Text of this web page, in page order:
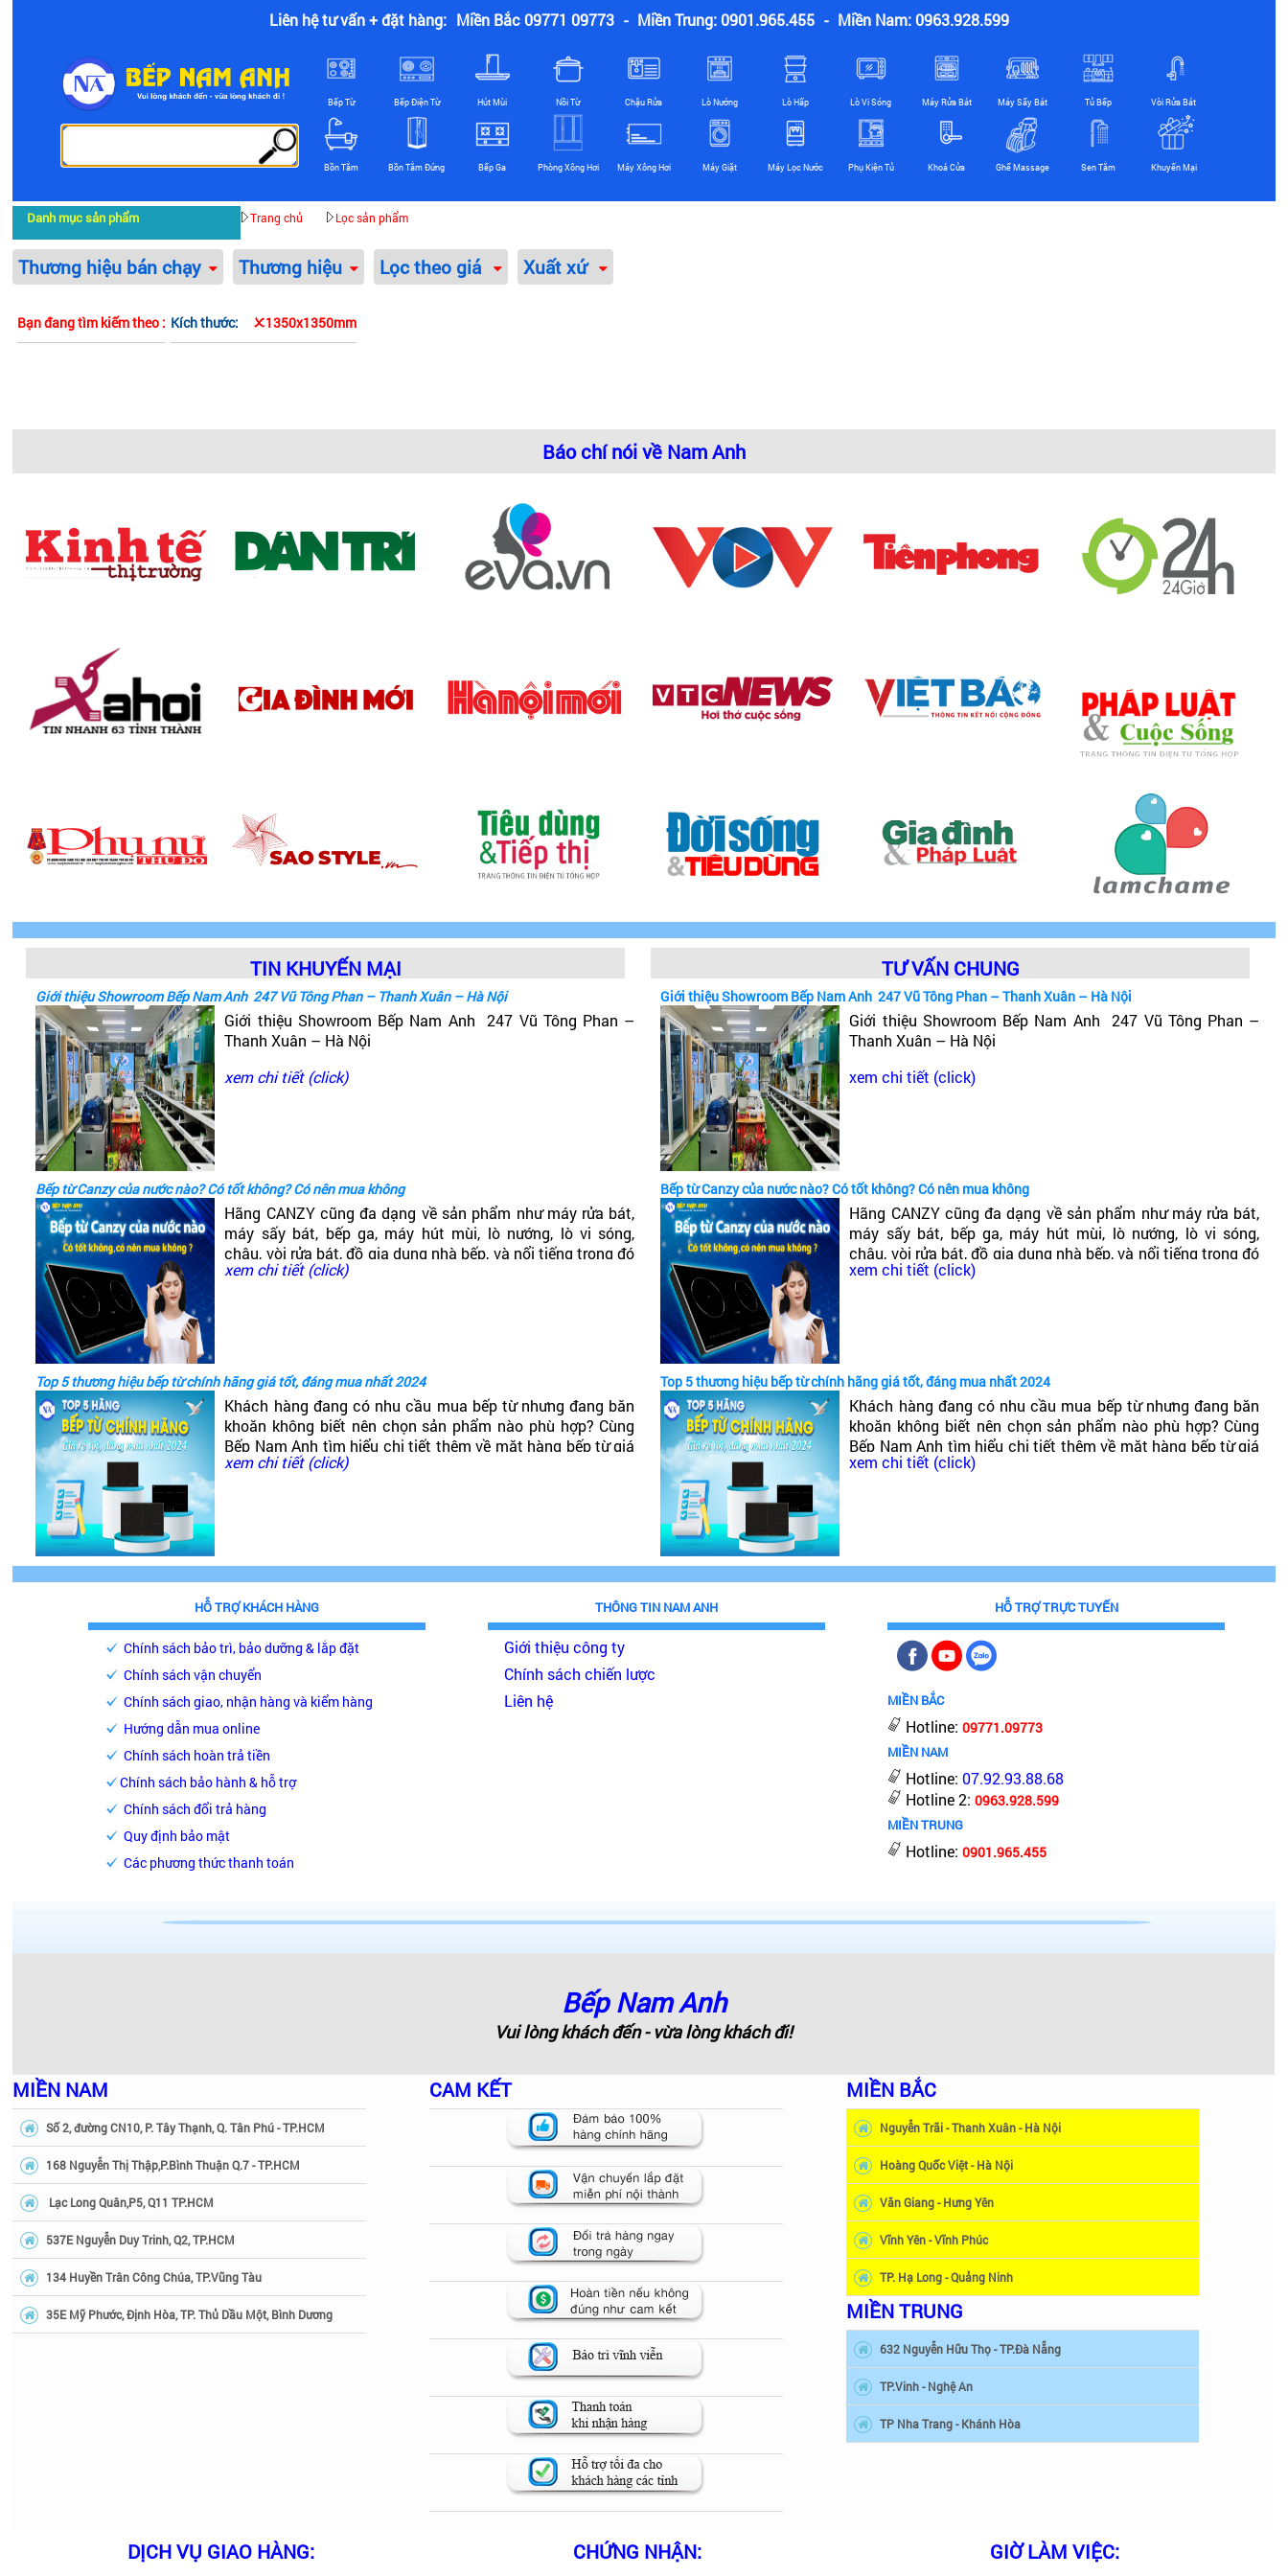
Liên hệ tư vấn + đặt hàng: Miền Bắc 09771 09773 - Miền Trung: 0901.965.455 - Miền Nam: 0963.928.599
Bếp Từ Bếp Điện Từ Hút Mùi Nồi Từ Chậu Rửa Lò Nướng Lò Hấp Lò Vi Sóng Máy Rửa Bát Máy Sấy Bát Tủ Bếp Vòi Rửa Bát
Bồn Tắm Bồn Tắm Đứng Bếp Ga Phòng Xông Hơi Máy Xông Hơi Máy Giặt Máy Lọc Nước Phụ Kiện Tủ Khoá Cửa Ghế Massage Sen Tắm Khuyến Mại
Danh mục sản phẩm Trang chủ Lọc sản phẩm
Thương hiệu bán chạy Thương hiệu Lọc theo giá Xuất xứ
Bạn đang tìm kiếm theo : Kích thước: 1350x1350mm
Báo chí nói về Nam Anh
TIN KHUYẾN MẠI
Giới thiệu Showroom Bếp Nam Anh 247 Vũ Tông Phan – Thanh Xuân – Hà Nội
Giới thiệu Showroom Bếp Nam Anh 247 Vũ Tông Phan –
Thanh Xuân – Hà Nội
xem chi tiết (click)
Bếp từ Canzy của nước nào? Có tốt không? Có nên mua không
Hãng CANZY cũng đa dạng về sản phẩm như máy rửa bát,
máy sấy bát, bếp ga, máy hút mùi, lò nướng, lò vi sóng,
chậu, vòi rửa bát, đồ gia dụng nhà bếp, và nổi tiếng trong đó
có dòng bếp từ Canzy. Vậy Bếp từ Canzy của nước nào? Có
xem chi tiết (click)
Top 5 thương hiệu bếp từ chính hãng giá tốt, đáng mua nhất 2024
Khách hàng đang có nhu cầu mua bếp từ nhưng đang băn
khoăn không biết nên chọn sản phẩm nào phù hợp? Cùng
Bếp Nam Anh tìm hiểu chi tiết thêm về mặt hàng bếp từ giá
phải chăng, chất lượng cao, đáng mua nhất 2024!
xem chi tiết (click)
TƯ VẤN CHUNG
Giới thiệu Showroom Bếp Nam Anh 247 Vũ Tông Phan – Thanh Xuân – Hà Nội
Giới thiệu Showroom Bếp Nam Anh 247 Vũ Tông Phan –
Thanh Xuân – Hà Nội
xem chi tiết (click)
Bếp từ Canzy của nước nào? Có tốt không? Có nên mua không
Hãng CANZY cũng đa dạng về sản phẩm như máy rửa bát,
máy sấy bát, bếp ga, máy hút mùi, lò nướng, lò vi sóng,
chậu, vòi rửa bát, đồ gia dụng nhà bếp, và nổi tiếng trong đó
có dòng bếp từ Canzy. Vậy Bếp từ Canzy của nước nào? Có
xem chi tiết (click)
Top 5 thương hiệu bếp từ chính hãng giá tốt, đáng mua nhất 2024
Khách hàng đang có nhu cầu mua bếp từ nhưng đang băn
khoăn không biết nên chọn sản phẩm nào phù hợp? Cùng
Bếp Nam Anh tìm hiểu chi tiết thêm về mặt hàng bếp từ giá
phải chăng, chất lượng cao, đáng mua nhất 2024!
xem chi tiết (click)
HỖ TRỢ KHÁCH HÀNG
Chính sách bảo trì, bảo dưỡng & lắp đặt
Chính sách vận chuyển
Chính sách giao, nhận hàng và kiểm hàng
Hướng dẫn mua online
Chính sách hoàn trả tiền
Chính sách bảo hành & hỗ trợ
Chính sách đổi trả hàng
Quy định bảo mật
Các phương thức thanh toán
THÔNG TIN NAM ANH
Giới thiệu công ty
Chính sách chiến lược
Liên hệ
HỖ TRỢ TRỰC TUYẾN
MIỀN BẮC
Hotline:09771.09773
MIỀN NAM
Hotline:07.92.93.88.68
Hotline 2:0963.928.599
MIỀN TRUNG
Hotline:0901.965.455
Bếp Nam Anh
Vui lòng khách đến - vừa lòng khách đi!
MIỀN NAM
Số 2, đường CN10, P. Tây Thạnh, Q. Tân Phú - TP.HCM
168 Nguyễn Thị Thập,P.Bình Thuận Q.7 - TP.HCM
Lạc Long Quân,P5, Q11 TP.HCM
537E Nguyễn Duy Trinh, Q2, TP.HCM
134 Huyền Trân Công Chúa, TP.Vũng Tàu
35E Mỹ Phước, Định Hòa, TP. Thủ Dầu Một, Bình Dương
CAM KẾT MIỀN BẮC
Nguyễn Trãi - Thanh Xuân - Hà Nội
Hoàng Quốc Việt - Hà Nội
Văn Giang - Hưng Yên
Vĩnh Yên - Vĩnh Phúc
TP. Hạ Long - Quảng Ninh
MIỀN TRUNG
632 Nguyễn Hữu Thọ - TP.Đà Nẵng
TP.Vinh - Nghệ An
TP Nha Trang - Khánh Hòa
DỊCH VỤ GIAO HÀNG: CHỨNG NHẬN: GIỜ LÀM VIỆC: